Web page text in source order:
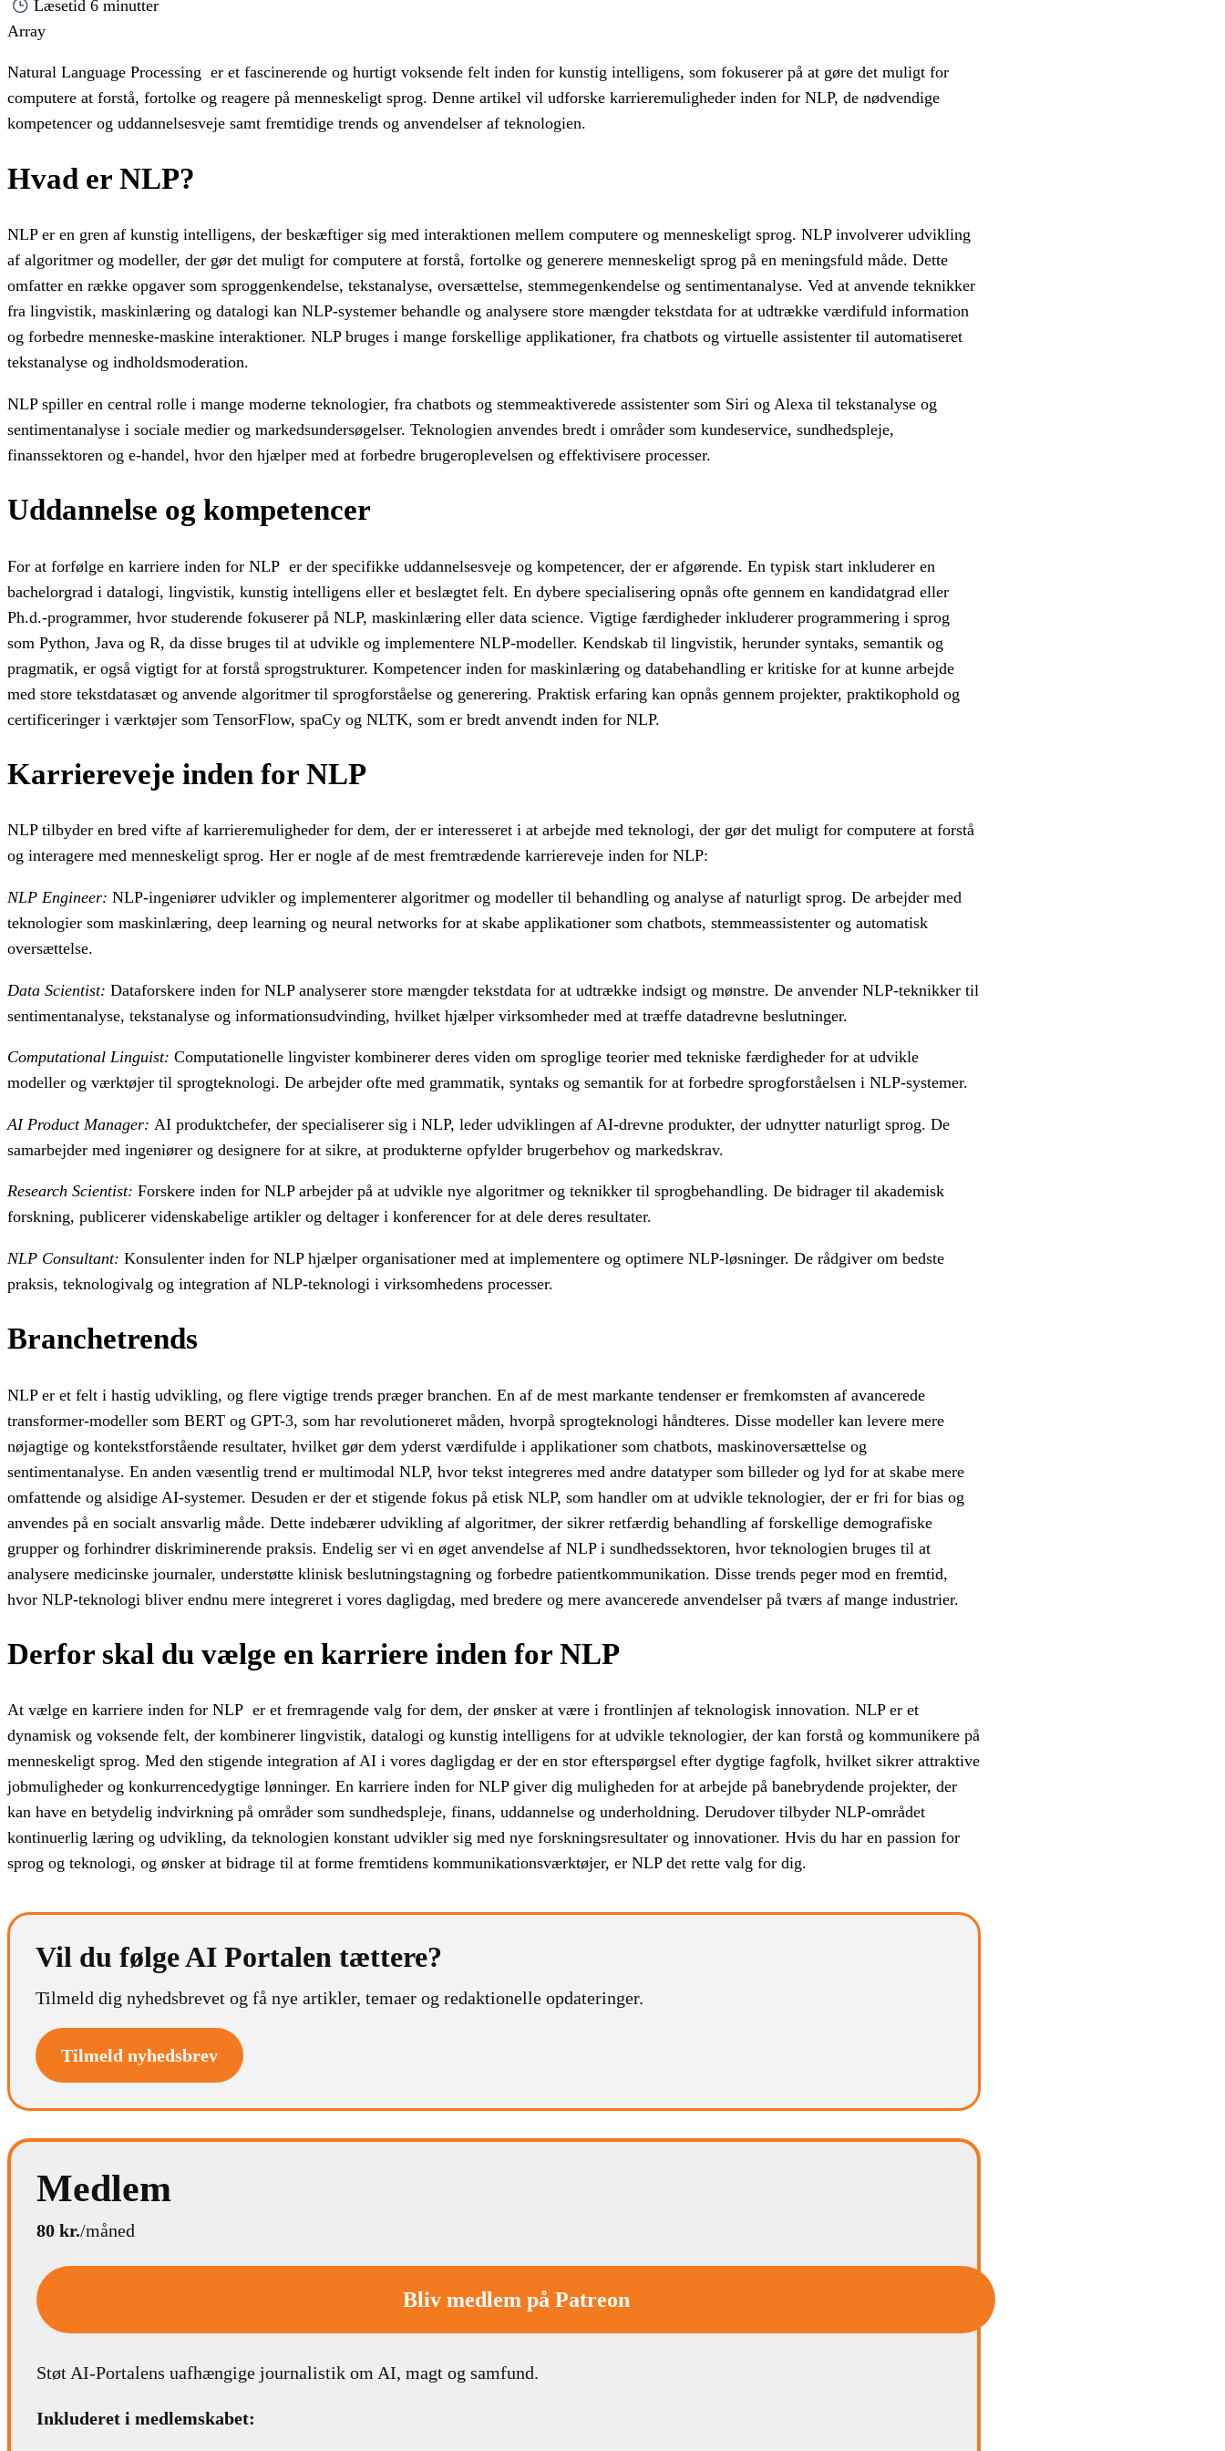
Læsetid 6 minutter
Array
Natural Language Processing er et fascinerende og hurtigt voksende felt inden for kunstig intelligens, som fokuserer på at gøre det muligt for
computere at forstå, fortolke og reagere på menneskeligt sprog. Denne artikel vil udforske karrieremuligheder inden for NLP, de nødvendige
kompetencer og uddannelsesveje samt fremtidige trends og anvendelser af teknologien.
Hvad er NLP?
NLP er en gren af kunstig intelligens, der beskæftiger sig med interaktionen mellem computere og menneskeligt sprog. NLP involverer udvikling
af algoritmer og modeller, der gør det muligt for computere at forstå, fortolke og generere menneskeligt sprog på en meningsfuld måde. Dette
omfatter en række opgaver som sproggenkendelse, tekstanalyse, oversættelse, stemmegenkendelse og sentimentanalyse. Ved at anvende teknikker
fra lingvistik, maskinlæring og datalogi kan NLP-systemer behandle og analysere store mængder tekstdata for at udtrække værdifuld information
og forbedre menneske-maskine interaktioner. NLP bruges i mange forskellige applikationer, fra chatbots og virtuelle assistenter til automatiseret
tekstanalyse og indholdsmoderation.
NLP spiller en central rolle i mange moderne teknologier, fra chatbots og stemmeaktiverede assistenter som Siri og Alexa til tekstanalyse og
sentimentanalyse i sociale medier og markedsundersøgelser. Teknologien anvendes bredt i områder som kundeservice, sundhedspleje,
finanssektoren og e-handel, hvor den hjælper med at forbedre brugeroplevelsen og effektivisere processer.
Uddannelse og kompetencer
For at forfølge en karriere inden for NLP er der specifikke uddannelsesveje og kompetencer, der er afgørende. En typisk start inkluderer en
bachelorgrad i datalogi, lingvistik, kunstig intelligens eller et beslægtet felt. En dybere specialisering opnås ofte gennem en kandidatgrad eller
Ph.d.-programmer, hvor studerende fokuserer på NLP, maskinlæring eller data science. Vigtige færdigheder inkluderer programmering i sprog
som Python, Java og R, da disse bruges til at udvikle og implementere NLP-modeller. Kendskab til lingvistik, herunder syntaks, semantik og
pragmatik, er også vigtigt for at forstå sprogstrukturer. Kompetencer inden for maskinlæring og databehandling er kritiske for at kunne arbejde
med store tekstdatasæt og anvende algoritmer til sprogforståelse og generering. Praktisk erfaring kan opnås gennem projekter, praktikophold og
certificeringer i værktøjer som TensorFlow, spaCy og NLTK, som er bredt anvendt inden for NLP.
Karriereveje inden for NLP
NLP tilbyder en bred vifte af karrieremuligheder for dem, der er interesseret i at arbejde med teknologi, der gør det muligt for computere at forstå
og interagere med menneskeligt sprog. Her er nogle af de mest fremtrædende karriereveje inden for NLP:
NLP Engineer: NLP-ingeniører udvikler og implementerer algoritmer og modeller til behandling og analyse af naturligt sprog. De arbejder med
teknologier som maskinlæring, deep learning og neural networks for at skabe applikationer som chatbots, stemmeassistenter og automatisk
oversættelse.
Data Scientist: Dataforskere inden for NLP analyserer store mængder tekstdata for at udtrække indsigt og mønstre. De anvender NLP-teknikker til
sentimentanalyse, tekstanalyse og informationsudvinding, hvilket hjælper virksomheder med at træffe datadrevne beslutninger.
Computational Linguist: Computationelle lingvister kombinerer deres viden om sproglige teorier med tekniske færdigheder for at udvikle
modeller og værktøjer til sprogteknologi. De arbejder ofte med grammatik, syntaks og semantik for at forbedre sprogforståelsen i NLP-systemer.
AI Product Manager: AI produktchefer, der specialiserer sig i NLP, leder udviklingen af AI-drevne produkter, der udnytter naturligt sprog. De
samarbejder med ingeniører og designere for at sikre, at produkterne opfylder brugerbehov og markedskrav.
Research Scientist: Forskere inden for NLP arbejder på at udvikle nye algoritmer og teknikker til sprogbehandling. De bidrager til akademisk
forskning, publicerer videnskabelige artikler og deltager i konferencer for at dele deres resultater.
NLP Consultant: Konsulenter inden for NLP hjælper organisationer med at implementere og optimere NLP-løsninger. De rådgiver om bedste
praksis, teknologivalg og integration af NLP-teknologi i virksomhedens processer.
Branchetrends
NLP er et felt i hastig udvikling, og flere vigtige trends præger branchen. En af de mest markante tendenser er fremkomsten af avancerede
transformer-modeller som BERT og GPT-3, som har revolutioneret måden, hvorpå sprogteknologi håndteres. Disse modeller kan levere mere
nøjagtige og kontekstforstående resultater, hvilket gør dem yderst værdifulde i applikationer som chatbots, maskinoversættelse og
sentimentanalyse. En anden væsentlig trend er multimodal NLP, hvor tekst integreres med andre datatyper som billeder og lyd for at skabe mere
omfattende og alsidige AI-systemer. Desuden er der et stigende fokus på etisk NLP, som handler om at udvikle teknologier, der er fri for bias og
anvendes på en socialt ansvarlig måde. Dette indebærer udvikling af algoritmer, der sikrer retfærdig behandling af forskellige demografiske
grupper og forhindrer diskriminerende praksis. Endelig ser vi en øget anvendelse af NLP i sundhedssektoren, hvor teknologien bruges til at
analysere medicinske journaler, understøtte klinisk beslutningstagning og forbedre patientkommunikation. Disse trends peger mod en fremtid,
hvor NLP-teknologi bliver endnu mere integreret i vores dagligdag, med bredere og mere avancerede anvendelser på tværs af mange industrier.
Derfor skal du vælge en karriere inden for NLP
At vælge en karriere inden for NLP er et fremragende valg for dem, der ønsker at være i frontlinjen af teknologisk innovation. NLP er et
dynamisk og voksende felt, der kombinerer lingvistik, datalogi og kunstig intelligens for at udvikle teknologier, der kan forstå og kommunikere på
menneskeligt sprog. Med den stigende integration af AI i vores dagligdag er der en stor efterspørgsel efter dygtige fagfolk, hvilket sikrer attraktive
jobmuligheder og konkurrencedygtige lønninger. En karriere inden for NLP giver dig muligheden for at arbejde på banebrydende projekter, der
kan have en betydelig indvirkning på områder som sundhedspleje, finans, uddannelse og underholdning. Derudover tilbyder NLP-området
kontinuerlig læring og udvikling, da teknologien konstant udvikler sig med nye forskningsresultater og innovationer. Hvis du har en passion for
sprog og teknologi, og ønsker at bidrage til at forme fremtidens kommunikationsværktøjer, er NLP det rette valg for dig.
Vil du følge AI Portalen tættere?
Tilmeld dig nyhedsbrevet og få nye artikler, temaer og redaktionelle opdateringer.
Tilmeld nyhedsbrev
Medlem
80 kr./måned
Bliv medlem på Patreon
Støt AI-Portalens uafhængige journalistik om AI, magt og samfund.
Inkluderet i medlemskabet: